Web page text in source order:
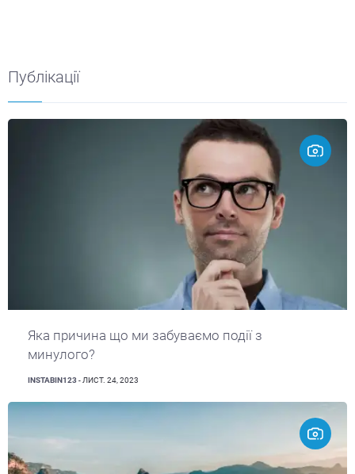
Публікації
Яка причина що ми забуваємо події з
минулого?
INSTABIN123 - ЛИСТ. 24, 2023